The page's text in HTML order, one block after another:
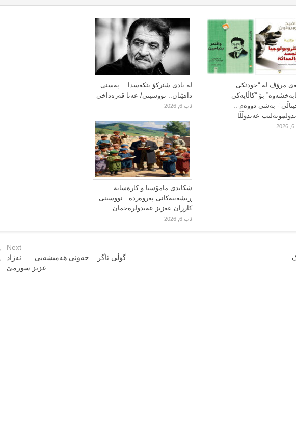
مرۆڤ لە “خودێکی
بۆ “کاڵایەکی
بەشی دووەم-..
عەبدوڵڵا
لە یادی شێرکۆ بێکەسدا… پەسنی
داهێنان.. نووسینی/ عەتا قەرەداخی
ئاب 6, 2026
شکاندی مامۆستا و کارەساتە
ڕیشەییەکانی پەروەردە.. نووسینی:
کارزان عەزیز عەبدولرەحمان
ئاب 6, 2026
Next
گوڵی ئاگر .. خه‌ونی هه‌میشه‌یی …. نه‌ژاد
عزیز سورمێ